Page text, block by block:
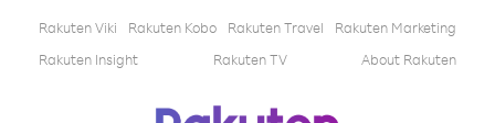
Rakuten Viki Rakuten Kobo Rakuten Travel
Rakuten Marketing
Rakuten Insight
Rakuten TV About Rakuten